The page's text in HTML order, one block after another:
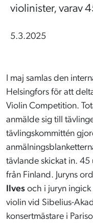
violinister, varav
5.3.2025
I maj samlas den
Helsingfors för att
Violin Competition.
anmälde sig till
tävlingskommittén
tävlande skickat in. 45
från Finland. Juryns
Ilves och i juryn ingick
violin vid Sibelius-
konsertmästare i